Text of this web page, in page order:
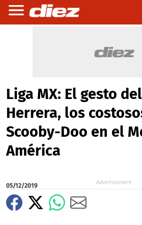
Liga MX: El gesto
Herrera, los
Scooby-Doo en el
América
05/12/2019